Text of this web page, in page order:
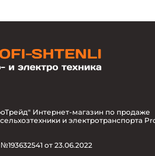
Интернет-магазин по продаже
и электротранспорта
от 23.06.2022